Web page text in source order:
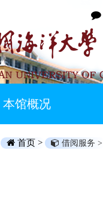
本馆概况
首页 > 借阅服务 >